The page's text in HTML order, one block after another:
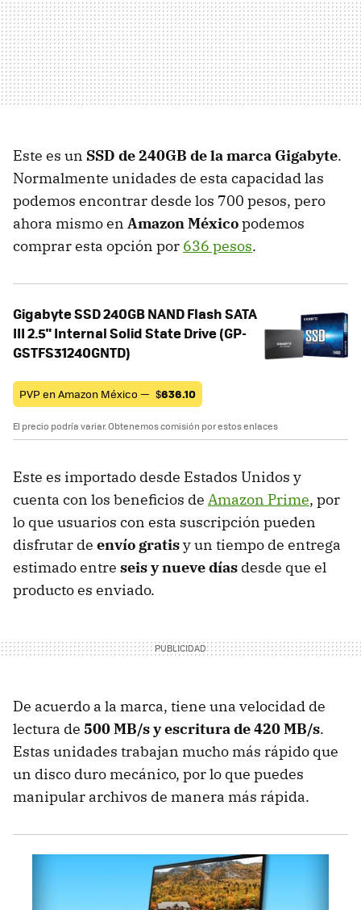
Este es un SSD de 240GB de la marca Gigabyte.
Normalmente unidades de esta capacidad las
podemos encontrar desde los 700 pesos, pero
ahora mismo en Amazon Méxicopodemos
comprar esta opción por 636 pesos.
Gigabyte SSD 240GB NAND Flash SATA
III 2.5" Internal Solid State Drive (GP-
GSTFS31240GNTD)
PVP en Amazon México — $636.10
El precio podría variar. Obtenemos comisión por estos enlaces
Este es importado desde Estados Unidos y
cuenta con los beneficios de Amazon Prime, por
lo que usuarios con esta suscripción pueden
disfrutar de envío gratisy un tiempo de entrega
estimado entre seis y nueve días desde que el
producto es enviado.
De acuerdo a la marca, tiene una velocidad de
lectura de 500 MB/s y escritura de 420 MB/s.
Estas unidades trabajan mucho más rápido que
un disco duro mecánico, por lo que puedes
manipular archivos de manera más rápida.